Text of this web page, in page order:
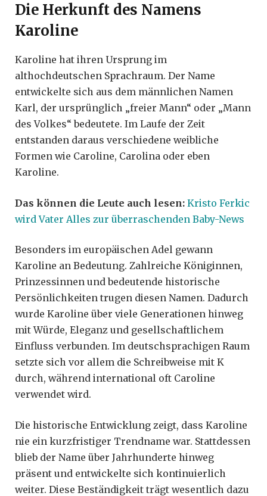
Die Herkunft des Namens
Karoline
Karoline hat ihren Ursprung im
althochdeutschen Sprachraum. Der Name
entwickelte sich aus dem männlichen Namen
Karl, der ursprünglich „freier Mann“ oder „Mann
des Volkes“ bedeutete. Im Laufe der Zeit
entstanden daraus verschiedene weibliche
Formen wie Caroline, Carolina oder eben
Karoline.
Das können die Leute auch lesen: Kristo Ferkic
wird Vater Alles zur überraschenden Baby-News
Besonders im europäischen Adel gewann
Karoline an Bedeutung. Zahlreiche Königinnen,
Prinzessinnen und bedeutende historische
Persönlichkeiten trugen diesen Namen. Dadurch
wurde Karoline über viele Generationen hinweg
mit Würde, Eleganz und gesellschaftlichem
Einfluss verbunden. Im deutschsprachigen Raum
setzte sich vor allem die Schreibweise mit K
durch, während international oft Caroline
verwendet wird.
Die historische Entwicklung zeigt, dass Karoline
nie ein kurzfristiger Trendname war. Stattdessen
blieb der Name über Jahrhunderte hinweg
präsent und entwickelte sich kontinuierlich
weiter. Diese Beständigkeit trägt wesentlich dazu